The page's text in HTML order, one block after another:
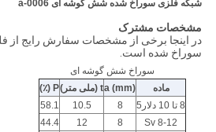
شبکه فلزی سوراخ شده شش گوشه ای a-0006
مشخصات مشترک
در اینجا برخی از مشخصات سفارش رایج از
سوراخ شده است.
سوراخ شش گوشه ای
ماده
a (mm)t (ملی متر)
P (٪)
8 تا 10 دلار5
8
10.5
58.1
Sv 8-12
8
12
44.4